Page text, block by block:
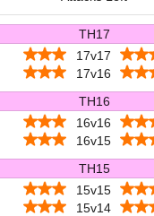
TH17
17v17
17v16
TH16
16v16
16v15
TH15
15v15
15v14